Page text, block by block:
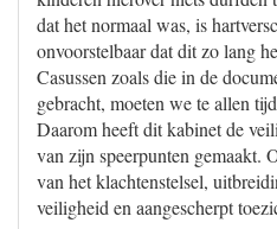
dat het normaal was, is
onvoorstelbaar dat dit zo lang
Casussen zoals die in de
gebracht, moeten we te allen
Daarom heeft dit kabinet de
van zijn speerpunten gemaakt.
van het klachtenstelsel,
veiligheid en aangescherpt